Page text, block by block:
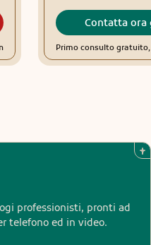
Contatta ora
Primo consulto
professionisti, pronti ad
telefono ed in video.